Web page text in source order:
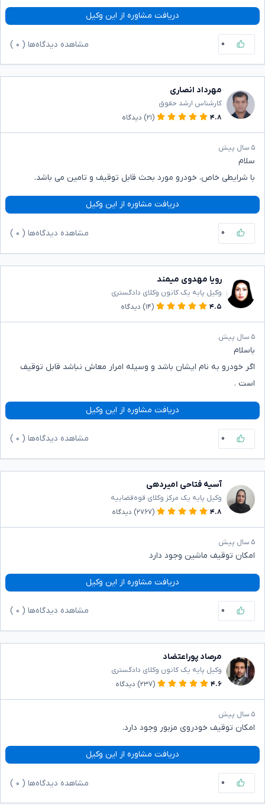
دریافت مشاوره از این وکیل
۰ مشاهده دیدگاه‌ها ( ۰
مهرداد انصاری
کارشناس ارشد حقوق
۴.۸
(۲۱) دیدگاه
۵ سال پیش
سلام
با شرایطی خاص، خودرو مورد بحث قابل توقیف و تامین می باشد.
دریافت مشاوره از این وکیل
۰ مشاهده دیدگاه‌ها ( ۰
رویا مهدوی میمند
وکیل پایه یک کانون وکلای دادگستری
۴.۵
(۱۴) دیدگاه
۵ سال پیش
باسلام
اگر خودرو به نام ایشان باشد و وسیله امرار معاش نباشد قابل توقیف
است .
دریافت مشاوره از این وکیل
۰ مشاهده دیدگاه‌ها ( ۰
آسیه فتاحی امیردهی
وکیل پایه یک مرکز وکلای قوه‌قضاییه
۴.۸
(۲۷۶۷) دیدگاه
۵ سال پیش
امکان توقیف ماشین وجود دارد
دریافت مشاوره از این وکیل
۰ مشاهده دیدگاه‌ها ( ۰
مرصاد پوراعتضاد
وکیل پایه یک کانون وکلای دادگستری
۴.۶
(۲۳۷) دیدگاه
۵ سال پیش
امکان توقیف خودروی مزبور وجود دارد.
دریافت مشاوره از این وکیل
۰ مشاهده دیدگاه‌ها ( ۰